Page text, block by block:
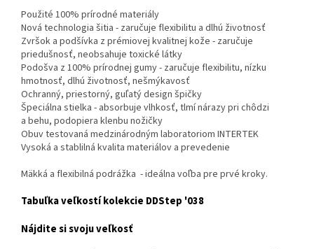
Použité 100% prírodné materiály
Nová technologia šitia - zaručuje flexibilitu a dlhú životnosť
Zvršok a podšívka z prémiovej kvalitnej kože - zaručuje
priedušnosť, neobsahuje toxické látky
Podošva z 100% prírodnej gumy - zaručuje flexibilitu, nízku
hmotnosť, dlhú životnosť, nešmýkavosť
Ochranný, priestorný, guľatý design špičky
Špeciálna stielka - absorbuje vlhkosť, tlmí nárazy pri chôdzi
a behu, podopiera klenbu nožičky
Obuv testovaná medzinárodným laboratoriom INTERTEK
Vysoká a stablilná kvalita materiálov a prevedenie
Mäkká a flexibilná podrážka - ideálna voľba pre prvé kroky.
Tabuľka veľkostí kolekcie DDStep '038
Nájdite si svoju veľkosť